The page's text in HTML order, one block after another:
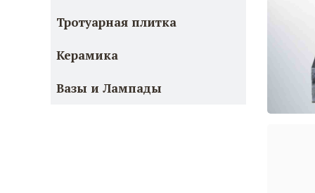
Тротуарная плитка
Керамика
Вазы и Лампады